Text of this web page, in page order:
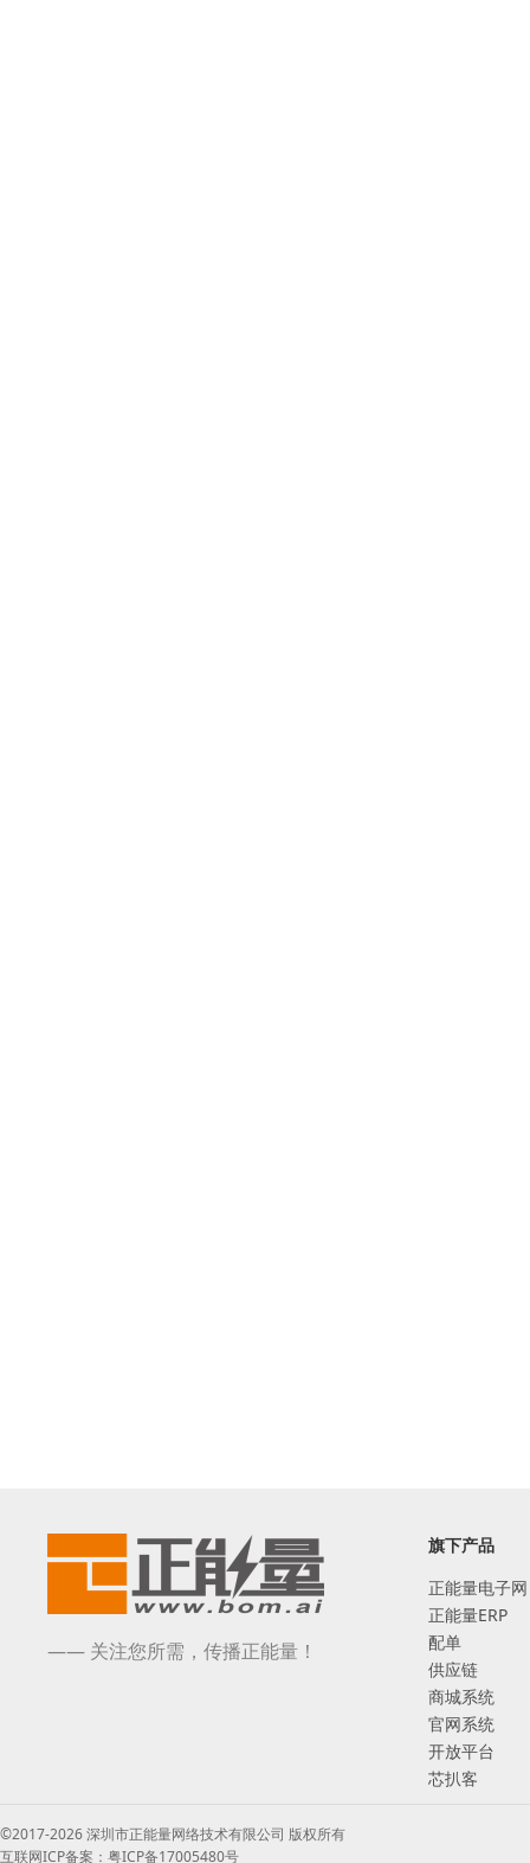
—— 关注您所需，传播正能量！
旗下产品
正能量电子网
正能量ERP
配单
供应链
商城系统
官网系统
开放平台
芯扒客
©2017-2026 深圳市正能量网络技术有限公司 版权所有
互联网ICP备案：粤ICP备17005480号